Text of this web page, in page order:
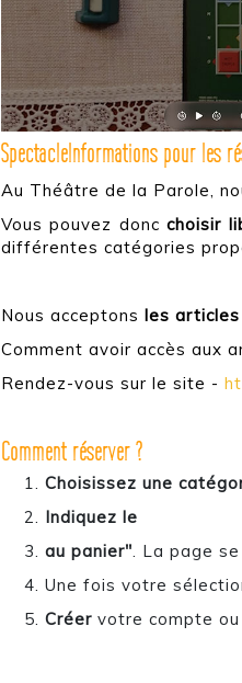
SpectacleInformations pour les
Au Théâtre de la Parole,
Vous pouvez doncchoisir
différentes catégories
Nous acceptons les
Comment avoir accès aux
Rendez-vous sur le site -
Comment réserver ?
Choisissez une
Indiquez le
au panier" . La page
Une fois votre
Créervotre compte ou